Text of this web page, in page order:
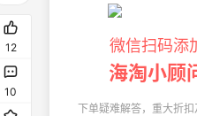
12
10
微信扫码添
海淘小顾
下单疑难解答，重大折扣